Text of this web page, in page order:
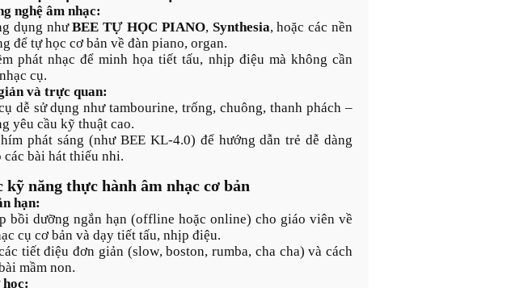
nghệ âm nhạc:
dụng nhưBEE TỰ HỌC PIANO, Synthesia, hoặc các nền
để tự học cơ bản về đàn piano, organ.
phát nhạc để minh họa tiết tấu, nhịp điệu mà không cần
cụ.
và trực quan:
dễ sử dụng như tambourine, trống, chuông, thanh phách –
yêu cầu kỹ thuật cao.
phát sáng (như BEE KL-4.0) để hướng dẫn trẻ dễ dàng
các bài hát thiếu nhi.
kỹ năng thực hành âm nhạc cơ bản
hạn:
bồi dưỡng ngắn hạn (offline hoặc online) cho giáo viên về
cụ cơ bản và dạy tiết tấu, nhịp điệu.
tiết điệu đơn giản (slow, boston, rumba, cha cha) và cách
mầm non.